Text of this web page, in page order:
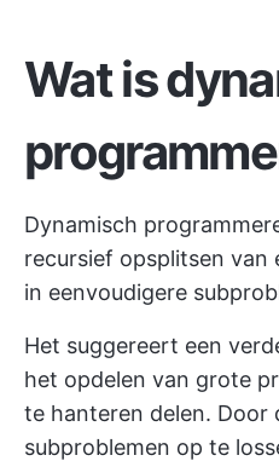
Wat is
Dynamisch
recursief opsplitsen van
in eenvoudigere
Het suggereert een
het opdelen van grote
te hanteren delen. Door
subproblemen op te